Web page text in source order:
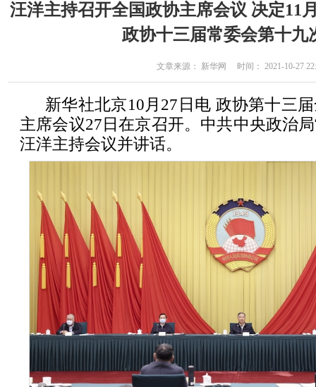
汪洋主持召开全国政协主席会议 决定11
政协十三届常委会第十九
文章来源： 新华网 时间： 2021-10-27
新华社北京10月27日电 政协第十三
主席会议27日在京召开。中共中央政治
汪洋主持会议并讲话。